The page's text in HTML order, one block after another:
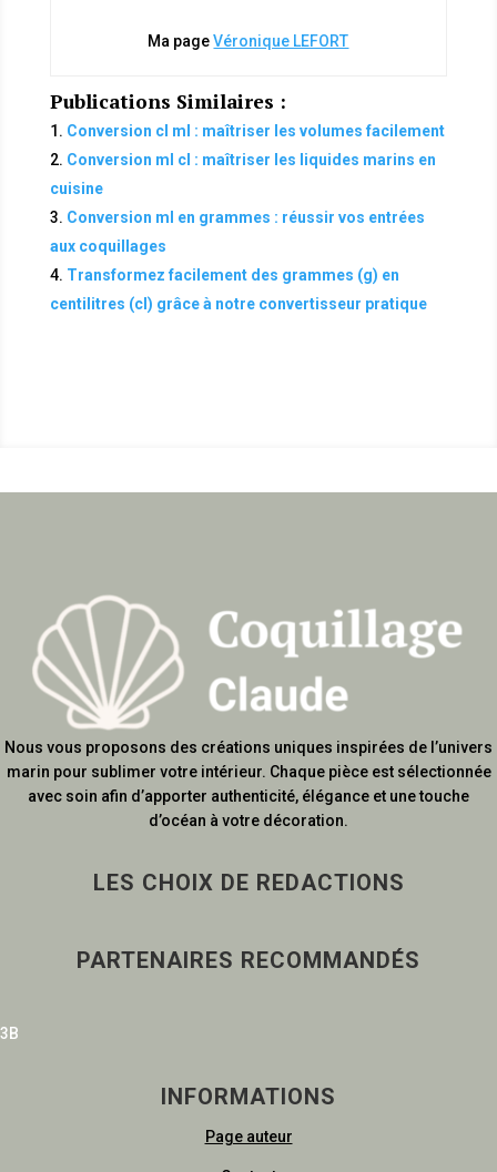
Ma pageVéronique LEFORT
Publications Similaires :
Conversion cl ml : maîtriser les volumes facilement
Conversion ml cl : maîtriser les liquides marins en
cuisine
Conversion ml en grammes : réussir vos entrées
aux coquillages
Transformez facilement des grammes (g) en
centilitres (cl) grâce à notre convertisseur pratique
Nous vous proposons des créations uniques inspirées de l’univers
marin pour sublimer votre intérieur. Chaque pièce est sélectionnée
avec soin afin d’apporter authenticité, élégance et une touche
d’océan à votre décoration.
LES CHOIX DE REDACTIONS
PARTENAIRES RECOMMANDÉS
3B
INFORMATIONS
Page auteur